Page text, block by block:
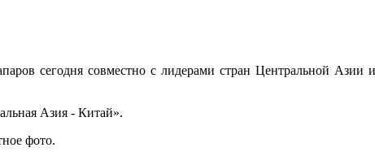
сегодня совместно с лидерами стран Центральной Азии
Азия - Китай».
фото.